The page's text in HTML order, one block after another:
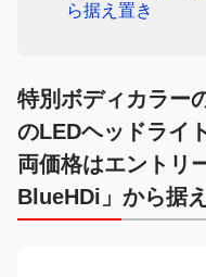
ら据え置き
特別ボディカラー
のLEDヘッドライ
両価格はエントリ
BlueHDi」から据